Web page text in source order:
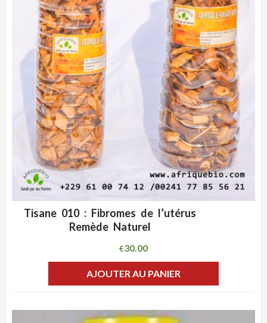
ADD WISHLIST
Tisane 010 : Fibromes de l’utérus
Remède Naturel
€30.00
AJOUTER AU PANIER